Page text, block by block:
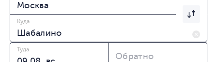
Куда
Туда
Обратно